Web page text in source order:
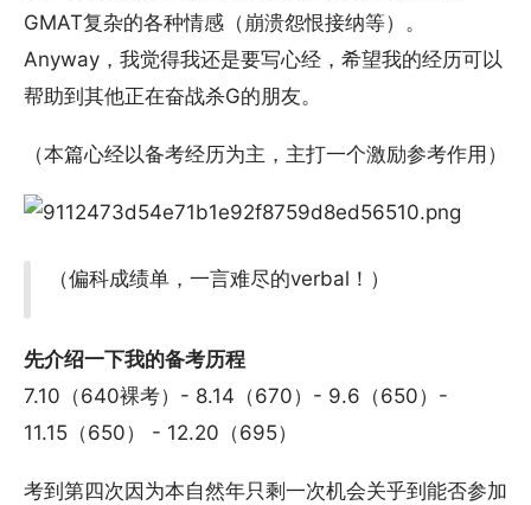
GMAT复杂的各种情感（崩溃怨恨接纳等）。
Anyway，我觉得我还是要写心经，希望我的经历可以
帮助到其他正在奋战杀G的朋友。
（本篇心经以备考经历为主，主打一个激励参考作用）
（偏科成绩单，一言难尽的verbal！）
先介绍一下我的备考历程
7.10（640裸考）- 8.14（670）- 9.6（650）-
11.15（650） - 12.20（695）
考到第四次因为本自然年只剩一次机会关乎到能否参加